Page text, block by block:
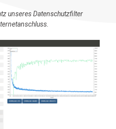
unseres Datenschutzfilter